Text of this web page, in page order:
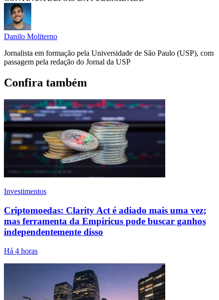
Danilo Moliterno
Jornalista em formação pela Universidade de São Paulo (USP), com
passagem pela redação do Jornal da USP
Confira também
Investimentos
Criptomoedas: Clarity Act é adiado mais uma vez;
mas ferramenta da Empiricus pode buscar ganhos
independentemente disso
Há 4 horas